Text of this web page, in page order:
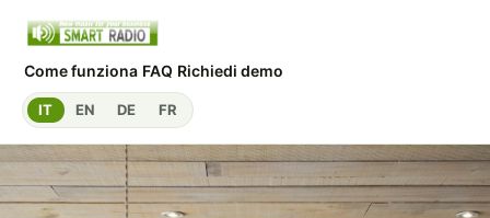
Come funziona FAQ Richiedi demo
IT EN DE FR